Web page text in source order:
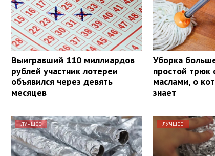
Выигравший 110 миллиардов
рублей участник лотереи
объявился через девять
месяцев
Уборка
простой
маслами, о
знает
ЛУЧШЕЕ ЛУЧШЕЕ